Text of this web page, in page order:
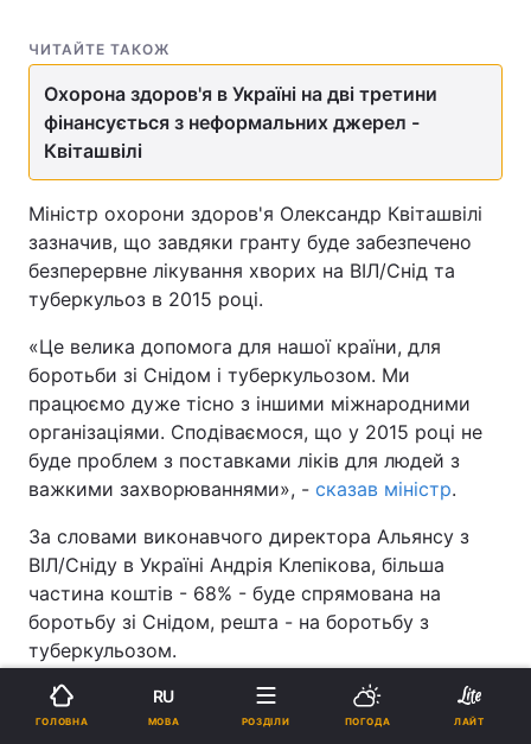
ЧИТАЙТЕ ТАКОЖ
Охорона здоров'я в Україні на дві третини
фінансується з неформальних джерел -
Квіташвілі
Міністр охорони здоров'я Олександр Квіташвілі
зазначив, що завдяки гранту буде забезпечено
безперервне лікування хворих на ВІЛ/Снід та
туберкульоз в 2015 році.
«Це велика допомога для нашої країни, для
боротьби зі Снідом і туберкульозом. Ми
працюємо дуже тісно з іншими міжнародними
організаціями. Сподіваємося, що у 2015 році не
буде проблем з поставками ліків для людей з
важкими захворюваннями», - сказав міністр.
За словами виконавчого директора Альянсу з
ВІЛ/Сніду в Україні Андрія Клепікова, більша
частина коштів - 68% - буде спрямована на
боротьбу зі Снідом, решта - на боротьбу з
туберкульозом.
«Отримання гранту в такий скрутний для України
час є важливим і своєчасним. Альянс вже почав
ГОЛОВНА
RU
МОВА РОЗДІЛИ ПОГОДА ЛАЙТ